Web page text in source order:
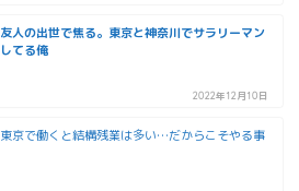
友人の出世で焦る。東京と神奈川でサラリーマン
してる俺
2022年12月10日
東京で働くと結構残業は多い…だからこそやる事